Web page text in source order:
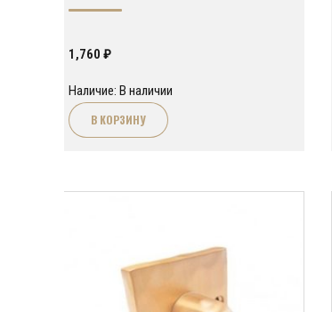
1,760 ₽
Наличие: В наличии
В КОРЗИНУ